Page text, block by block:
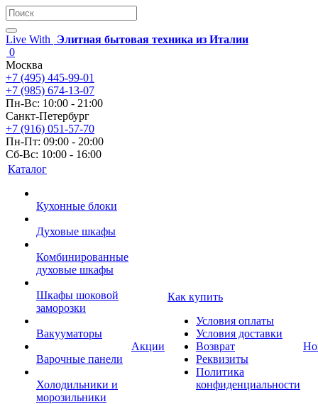
Live With
Элитная бытовая техника из Италии
0
Москва
+7 (495) 445-99-01
+7 (985) 674-13-07
Пн-Вс: 10:00 - 21:00
Санкт-Петербург
+7 (916) 051-57-70
Пн-Пт: 09:00 - 20:00
Сб-Вс: 10:00 - 16:00
Каталог
Кухонные блоки
Духовые шкафы
Комбинированные
духовые шкафы
Шкафы шоковой
заморозки
Вакууматоры
Варочные панели
Холодильники и
морозильники
Акции
Как купить
Условия оплаты
Условия доставки
Возврат
Реквизиты
Политика
конфиденциальности